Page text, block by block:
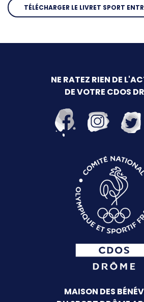
TÉLÉCHARGER LE LIVRET SPORT
NE RATEZ RIEN DE
DE VOTRE CDOS
MAISON DES